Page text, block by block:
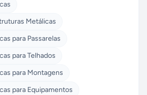
Metálicas
para Passarelas
para Telhados
para Montagens
para Equipamentos